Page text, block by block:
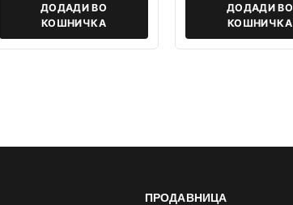
ДОДАДИ ВО
КОШНИЧКА
ДОДАДИ ВО
КОШНИЧКА
ПРОДАВНИЦА